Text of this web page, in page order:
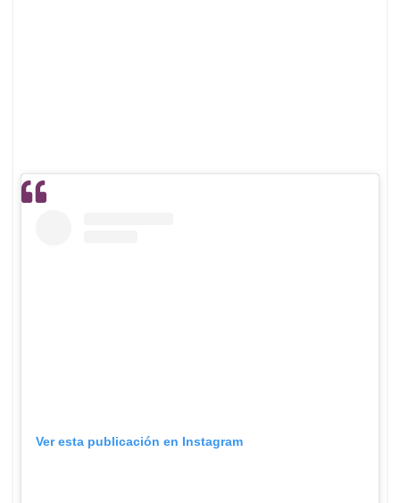
Ver esta publicación en Instagram